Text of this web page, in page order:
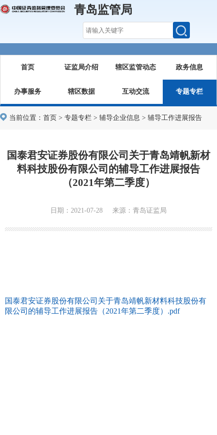
青岛监管局
首页 证监局介绍 辖区监管动态 政务信息
办事服务 辖区数据 互动交流 专题专栏
当前位置： 首页 > 专题专栏 > 辅导企业信息 > 辅导工作进展报告
国泰君安证券股份有限公司关于青岛靖帆新材
料科技股份有限公司的辅导工作进展报告
（2021年第二季度）
日期：2021-07-28 来源：青岛证监局
国泰君安证券股份有限公司关于青岛靖帆新材料科技股份有
限公司的辅导工作进展报告（2021年第二季度）.pdf